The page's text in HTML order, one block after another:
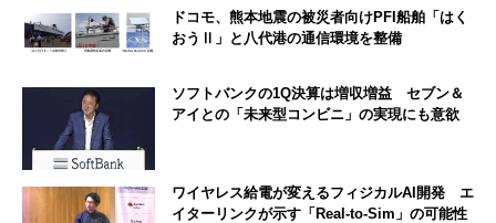
ドコモ、熊本地震の被災者向けPFI船舶「はく
おうⅡ」と八代港の通信環境を整備
ソフトバンクの1Q決算は増収増益 セブン＆
アイとの「未来型コンビニ」の実現にも意欲
ワイヤレス給電が変えるフィジカルAI開発 エ
イターリンクが示す「Real-to-Sim」の可能性